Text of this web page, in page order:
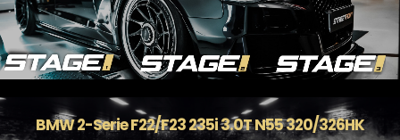
Værksted
BMW 2-Serie F22/F23 235i 3.0T N55 320/326HK